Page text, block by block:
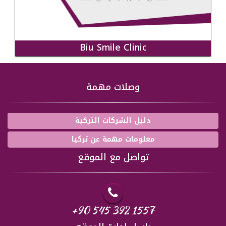
Biu Smile Clinic
وصلات مهمة
دليل الشركات التركية
معلومات مهمة عن تركيا
تواصل مع الموقع
+90 545 392 1557